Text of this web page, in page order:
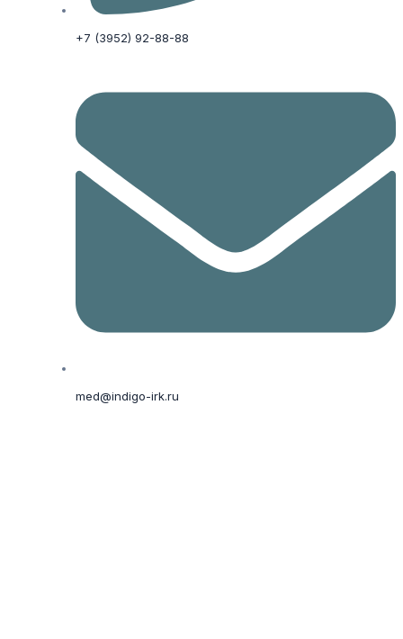
+7 (3952) 92-88-88
med@indigo-irk.ru